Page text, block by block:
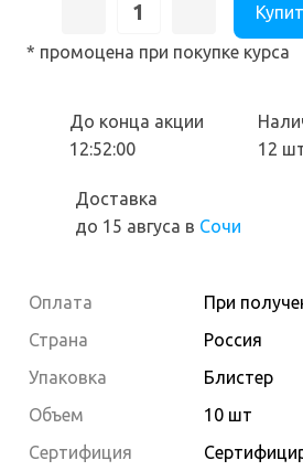
* промоцена при покупке курса
До конца акции
12:51:59
12
Доставка
до 15 авгуса в Сочи
Оплата
При
Страна
Россия
Упаковка
Блистер
Объем
10 шт
Сертифиция